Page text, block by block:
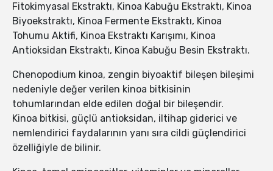
Fitokimyasal Ekstraktı, Kinoa Kabuğu Ekstraktı, Kinoa
Biyoekstraktı, Kinoa Fermente Ekstraktı, Kinoa
Tohumu Aktifi, Kinoa Ekstraktı Karışımı, Kinoa
Antioksidan Ekstraktı, Kinoa Kabuğu Besin Ekstraktı.
Chenopodium kinoa, zengin biyoaktif bileşen bileşimi
nedeniyle değer verilen kinoa bitkisinin
tohumlarından elde edilen doğal bir bileşendir.
Kinoa bitkisi, güçlü antioksidan, iltihap giderici ve
nemlendirici faydalarının yanı sıra cildi güçlendirici
özelliğiyle de bilinir.